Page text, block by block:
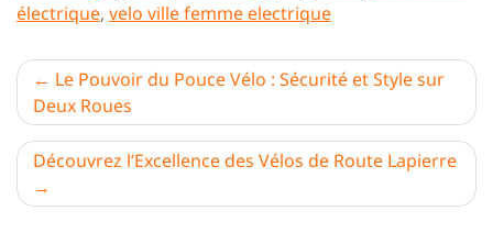
électrique, velo ville femme electrique
Navigation
de
l’article
Le Pouvoir du Pouce Vélo : Sécurité et Style sur
Deux Roues
Découvrez l’Excellence des Vélos de Route Lapierre